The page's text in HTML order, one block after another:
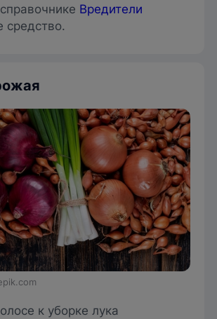
Вредители
средство.
к уборке лука